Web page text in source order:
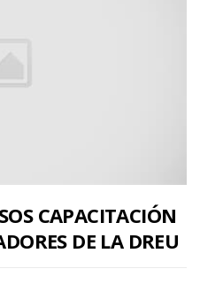
CAPACITACIÓN
DE LA DREU